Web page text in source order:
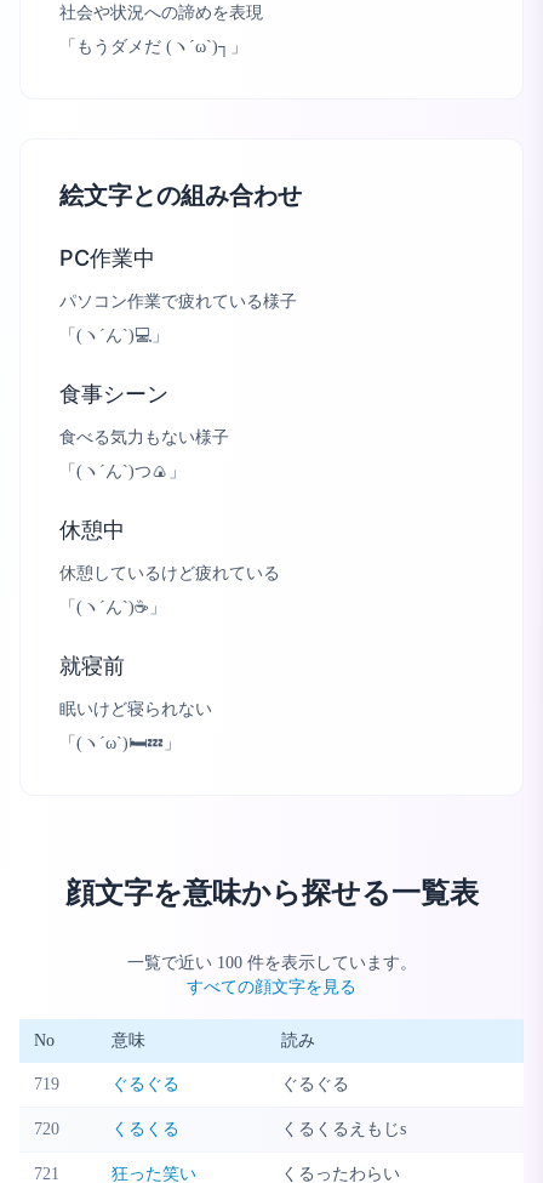
社会や状況への諦めを表現
「 もうダメだ (ヽ´ω`)┐ 」
絵文字との組み合わせ
PC作業中
パソコン作業で疲れている様子
「 (ヽ´ん`)💻 」
食事シーン
食べる気力もない様子
「 (ヽ´ん`)つ🍙 」
休憩中
休憩しているけど疲れている
「 (ヽ´ん`)☕ 」
就寝前
眠いけど寝られない
「 (ヽ´ω`)🛏💤 」
顔文字を意味から探せる一覧表
一覧で近い 100件を表示しています。
すべての顔文字を見る
No 意味 読み
719 ぐるぐる ぐるぐる
720 くるくる くるくるえもじs
721 狂った笑い くるったわらい